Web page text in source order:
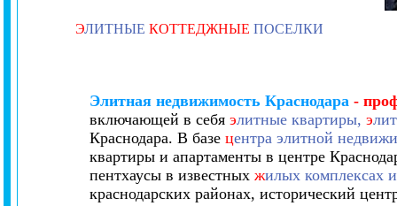
ЭЛИТНЫЕ КОТТЕДЖНЫЕ ПОСЕЛКИ
Элитная недвижимость Краснодара -
включающей в себя элитные квартиры, э
Краснодара. В базе центра элитной
квартиры и апартаменты в центре
пентхаусы в известных жилых комплексах
краснодарских районах, исторический